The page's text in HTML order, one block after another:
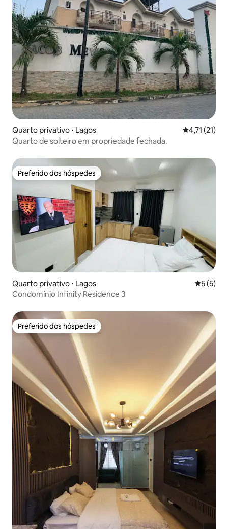
Quarto privativo ⋅ Lagos 4,71 de uma
4,71 (21)
Quarto de solteiro em propriedade fechada.
Preferido dos hóspedes
Preferido dos hóspedes
Quarto privativo ⋅ Lagos 5 de
5 (5)
Condomínio Infinity Residence 3
Preferido dos hóspedes
Preferido dos hóspedes